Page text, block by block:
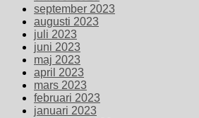
september 2023
augusti 2023
juli 2023
juni 2023
maj 2023
april 2023
mars 2023
februari 2023
januari 2023